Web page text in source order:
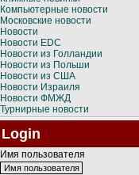
Компьютерные новости
Московские новости
Новости
Новости EDC
Новости из Голландии
Новости из Польши
Новости из США
Новости Израиля
Новости ФМЖД
Турнирные новости
Login
Имя пользователя